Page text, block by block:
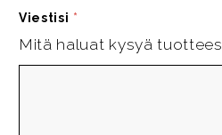
Viestisi *
Mitä haluat kysyä